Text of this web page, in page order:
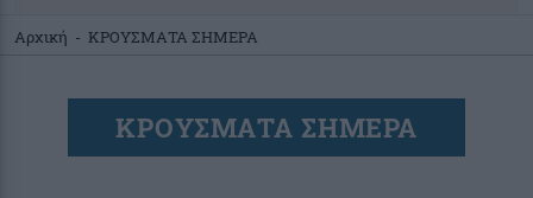
Αρχική - ΚΡΟΥΣΜΑΤΑ ΣΗΜΕΡΑ
ΚΡΟΥΣΜΑΤΑ ΣΗΜΕΡΑ